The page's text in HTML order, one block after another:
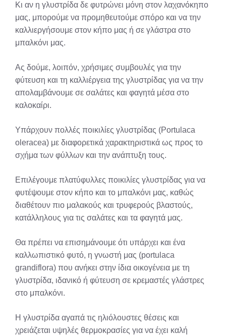
Κι αν η γλυστρίδα δε φυτρώνει μόνη στον λαχανόκηπο
μας, μπορούμε να προμηθευτούμε σπόρο και να την
καλλιεργήσουμε στον κήπο μας ή σε γλάστρα στο
μπαλκόνι μας.
Ας δούμε, λοιπόν, χρήσιμες συμβουλές για την
φύτευση και τη καλλιέργεια της γλυστρίδας για να την
απολαμβάνουμε σε σαλάτες και φαγητά μέσα στο
καλοκαίρι.
Υπάρχουν πολλές ποικιλίες γλυστρίδας (Portulaca
oleracea) με διαφορετικά χαρακτηριστικά ως προς το
σχήμα των φύλλων και την ανάπτυξη τους.
Επιλέγουμε πλατύφυλλες ποικιλίες γλυστρίδας για να
φυτέψουμε στον κήπο και το μπαλκόνι μας, καθώς
διαθέτουν πιο μαλακούς και τρυφερούς βλαστούς,
κατάλληλους για τις σαλάτες και τα φαγητά μας.
Θα πρέπει να επισημάνουμε ότι υπάρχει και ένα
καλλωπιστικό φυτό, η γνωστή μας (portulaca
grandiflora) που ανήκει στην ίδια οικογένεια με τη
γλυστρίδα, ιδανικό ή φύτευση σε κρεμαστές γλάστρες
στο μπαλκόνι.
Η γλυστρίδα αγαπά τις ηλιόλουστες θέσεις και
χρειάζεται υψηλές θερμοκρασίες για να έχει καλή